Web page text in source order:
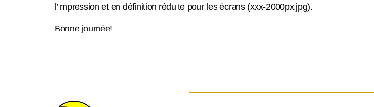
l’impression et en définition réduite pour les écrans (xxx-2000px.jpg).
Bonne journée!